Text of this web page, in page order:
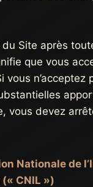
Site après
que vous
vous n’acceptez
vous devez
Nationale de
CNIL »)